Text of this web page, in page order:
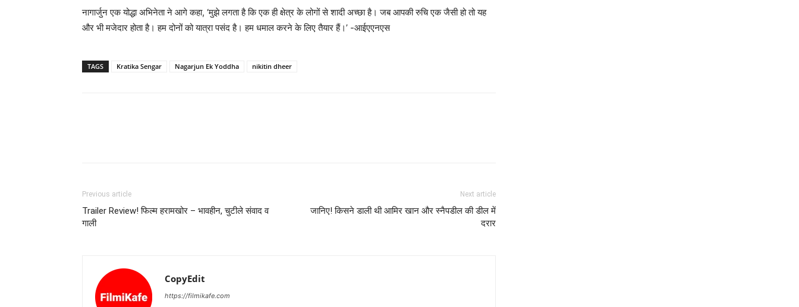
नागार्जुन एक योद्धा अभिनेता ने आगे कहा, ‘मुझे लगता है कि एक ही क्षेत्र के लोगों से शादी अच्छा है। जब आपकी रुचि एक जैसी हो तो यह
और भी मजेदार होता है। हम दोनों को यात्रा पसंद है। हम धमाल करने के लिए तैयार हैं।’ -आईएएनएस
TAGS Kratika Sengar Nagarjun Ek Yoddha nikitin dheer
Previous article
Trailer Review! फिल्‍म हरामखोर – भावहीन, चुटीले संवाद व
गाली
Next article
जानिए! किसने डाली थी आमिर खान और स्‍नैपडील की डील में
दरार
CopyEdit
https://filmikafe.com